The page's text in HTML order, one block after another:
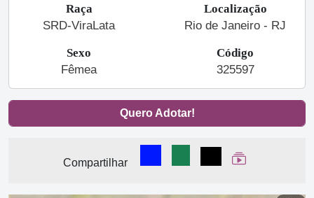
Raça
SRD-ViraLata
Localização
Rio de Janeiro - RJ
Sexo
Fêmea
Código
325597
Quero Adotar!
Compartilhar
Compartilhar no Facebook
Compartilhar no
Compartilhar
Ver Web Story